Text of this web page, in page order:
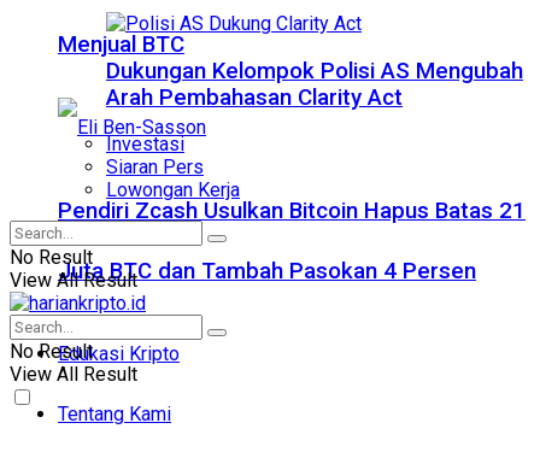
Menjual BTC
Pendiri Zcash Usulkan Bitcoin Hapus Batas 21
Juta BTC dan Tambah Pasokan 4 Persen
Edukasi Kripto
Tentang Kami
Dukungan Kelompok Polisi AS Mengubah
Arah Pembahasan Clarity Act
Investasi
Siaran Pers
Lowongan Kerja
No Result
View All Result
No Result
View All Result